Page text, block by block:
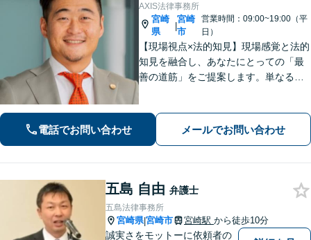
AXIS法律事務所
宮崎
県
|
宮崎
市
営業時間：09:00~19:00（平
日）
【現場視点×法的知見】現場感覚と法的
知見を融合し、あなたにとっての「最
善の道筋」をご提案します。単なるリ
に、確かな指針を。お気軽にご相談く
電話でお問い合わせ メールでお問い合わせ
五島 自由 弁護士
五島法律事務所
宮崎県|宮崎市 宮崎駅 から徒歩10分
誠実さをモットーに依頼者の